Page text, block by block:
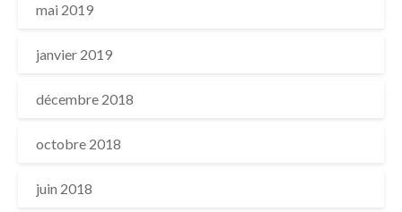
mai 2019
janvier 2019
décembre 2018
octobre 2018
juin 2018